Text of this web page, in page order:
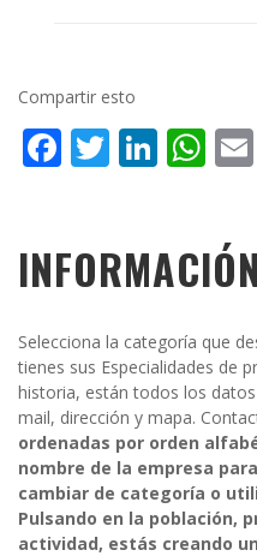
Compartir esto
Facebook
Twitter
Selecciona la categoría que
tienes sus Especialidades de
historia, están todos los
mail, dirección y mapa.
ordenadas por orden
nombre de la empresa
cambiar de categoría o
Pulsando en la población,
actividad, estás creando